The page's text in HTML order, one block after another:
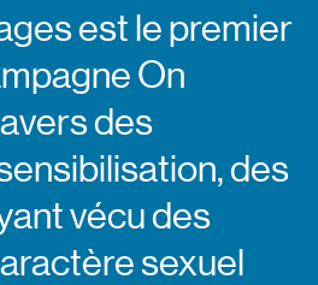
est le premier
On
des
des
vécu des
sexuel